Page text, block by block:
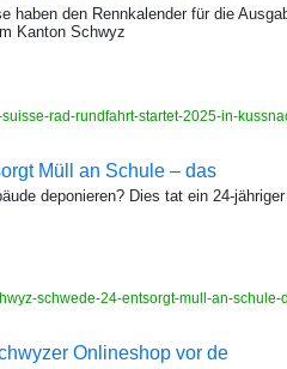
haben den Rennkalender für die
Kanton Schwyz
rad-rundfahrt-startet-2025-in-
Müll an Schule – das
deponieren? Dies tat ein 24-
schwede-24-entsorgt-mull-an-
Onlineshop vor de